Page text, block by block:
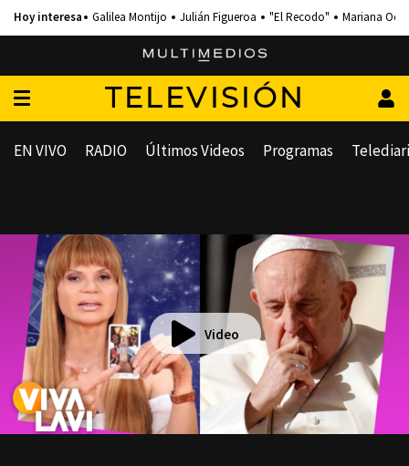
Galilea Montijo Julián Figueroa "El Recodo" Mariana
TELEVISIÓN
EN VIVO RADIO Últimos Videos Programas
Video